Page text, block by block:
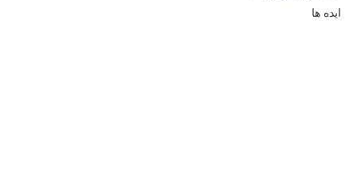
ایده ها